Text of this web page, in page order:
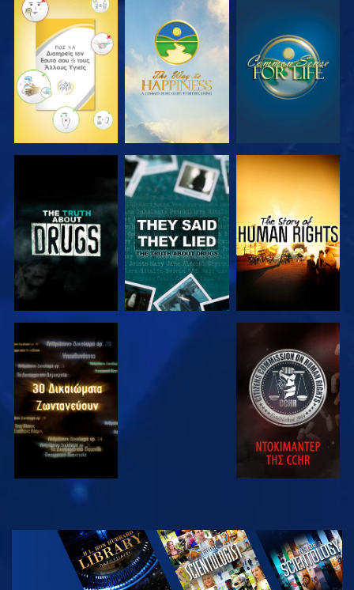
ΠΑΡΑΚΟΛΟΥΘΗΣΤΕ ΠΑΡΑΚΟΛΟΥΘΗΣΤΕ ΠΑΡΑΚΟΛΟΥΘΗΣΤΕ
ΠΑΡΑΚΟΛΟΥΘΗΣΤΕ ΠΑΡΑΚΟΛΟΥΘΗΣΤΕ ΠΑΡΑΚΟΛΟΥΘΗΣΤΕ
ΠΑΡΑΚΟΛΟΥΘΗΣΤΕ ΠΑΡΑΚΟΛΟΥΘΗΣΤΕ
ΠΑΡΑΚΟΛΟΥΘΗΣΤΕ
ΕΞΕΡΕΥΝΗΣΤΕ
ΤΗ ΣΕΙΡΑ